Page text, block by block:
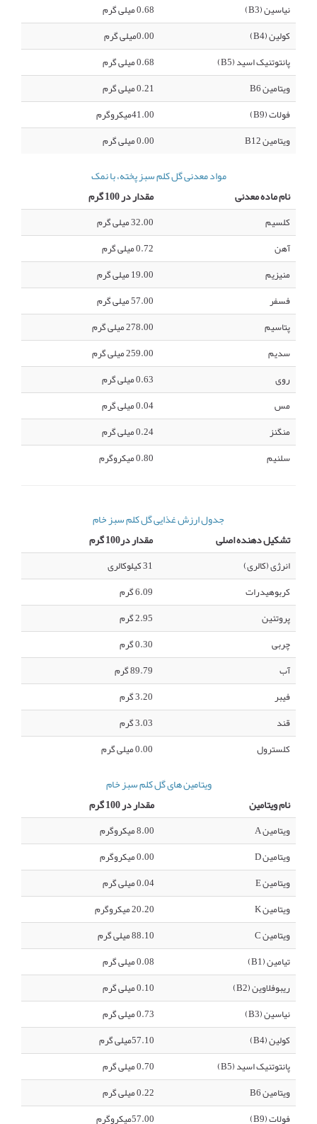
جدول ارزش غذایی گل کلم سبز خام
تشکیل دهنده اصلی
مقدار در100 گرم
انرژی (کالری)
31 کیلوکالری
کربوهیدرات
6.09 گرم
پروتئین
2.95 گرم
چربی
0.30 گرم
آب
89.79 گرم
فیبر
3.20 گرم
قند
3.03 گرم
کلسترول
0.00 میلی گرم
ویتامین های گل کلم سبز خام
نام ویتامین
مقدار در 100 گرم
ویتامین A
8.00 میکروگرم
ویتامین D
0.00 میکروگرم
ویتامین E
0.04 میلی گرم
ویتامین K
20.20 میکروگرم
ویتامین C
88.10 میلی گرم
تیامین (B1)
0.08 میلی گرم
ریبوفلاوین (B2)
0.10 میلی گرم
نیاسین (B3)
0.73 میلی گرم
کولین (B4)
57.10میلی گرم
پانتوتنیک اسید (B5)
0.70 میلی گرم
ویتامین B6
0.22 میلی گرم
فولات (B9)
57.00میکروگرم
نیاسین (B3)
0.68 میلی گرم
کولین (B4)
0.00میلی گرم
پانتوتنیک اسید (B5)
0.68 میلی گرم
ویتامین B6
0.21 میلی گرم
فولات (B9)
41.00میکروگرم
ویتامین B12
0.00 میلی گرم
مواد معدنی گل کلم سبز پخته، با نمک
نام ماده معدنی
مقدار در 100 گرم
کلسیم
32.00 میلی گرم
آهن
0.72 میلی گرم
منیزیم
19.00 میلی گرم
فسفر
57.00 میلی گرم
پتاسیم
278.00 میلی گرم
سدیم
259.00 میلی گرم
روی
0.63 میلی گرم
مس
0.04 میلی گرم
منگنز
0.24 میلی گرم
سلنیم
0.80 میکروگرم